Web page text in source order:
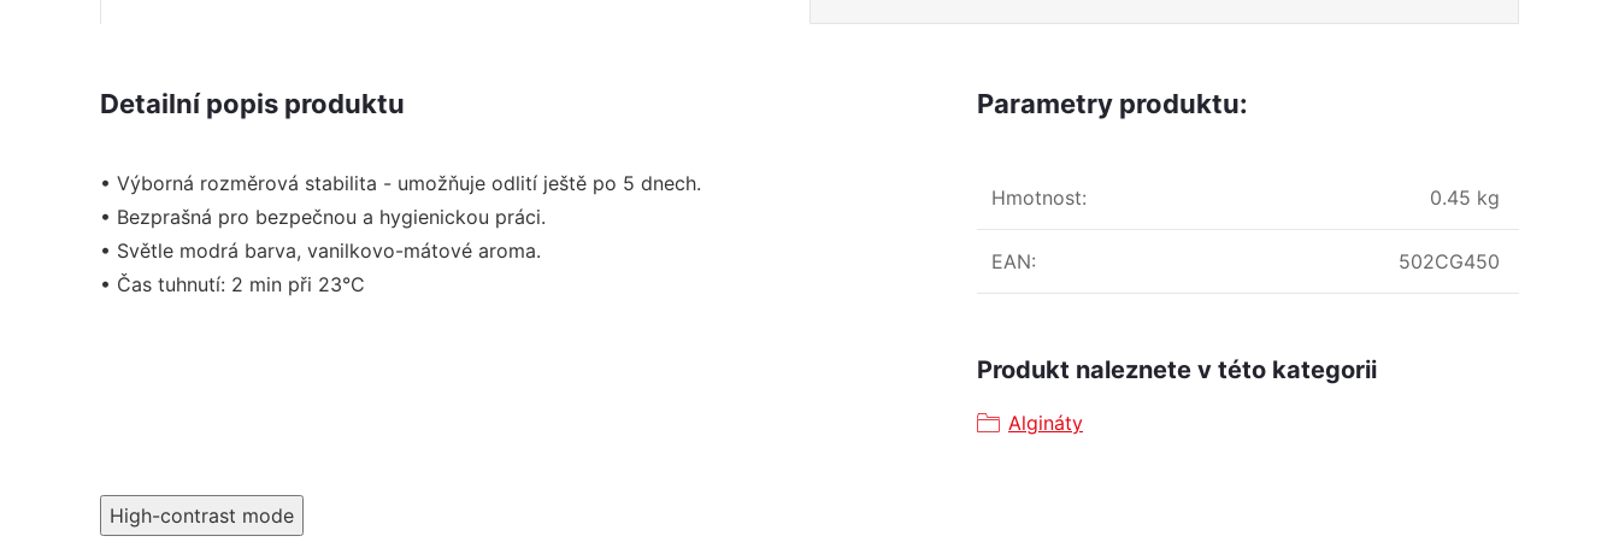
Detailní popis produktu
• Výborná rozměrová stabilita - umožňuje odlití ještě po 5 dnech.
• Bezprašná pro bezpečnou a hygienickou práci.
• Světle modrá barva, vanilkovo-mátové aroma.
• Čas tuhnutí: 2 min při 23°C
Parametry produktu:
Hmotnost: 0.45 kg
EAN: 502CG450
Produkt naleznete v této kategorii
Algináty
High-contrast mode